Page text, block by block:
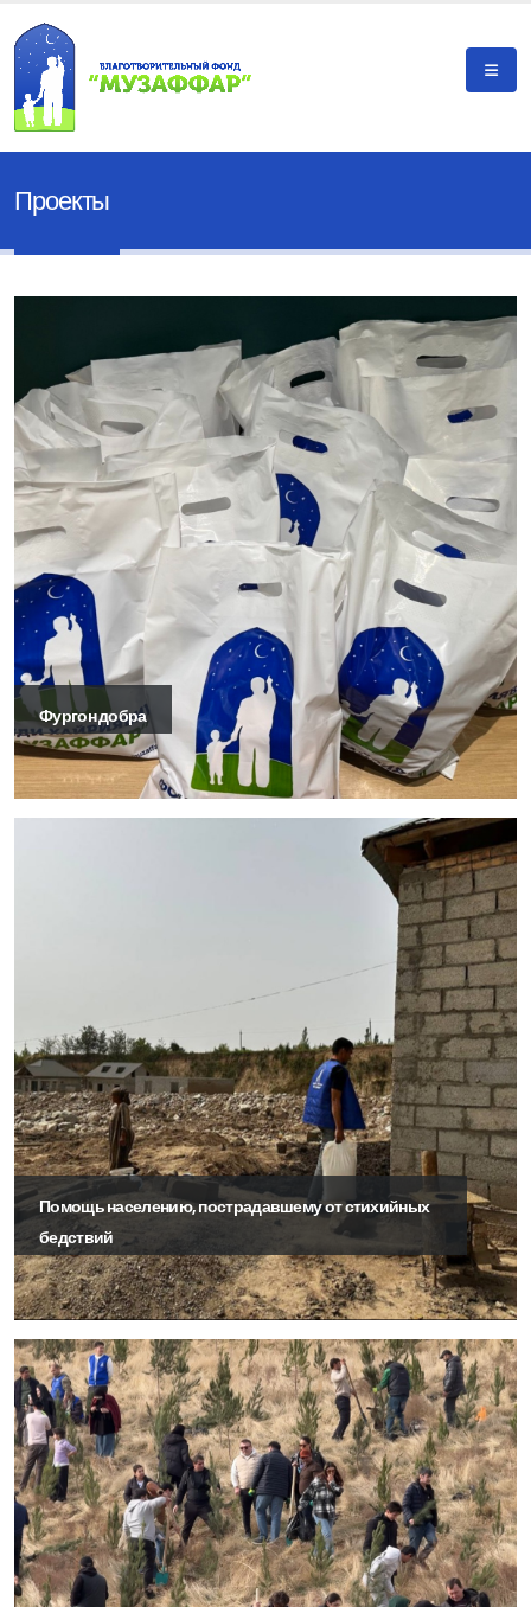
Проекты
Фургон добра
Помощь населению, пострадавшему от стихийных
бедствий